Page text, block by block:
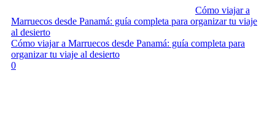
Cómo viajar a
Marruecos desde Panamá: guía completa para organizar tu viaje
al desierto
Cómo viajar a Marruecos desde Panamá: guía completa para
organizar tu viaje al desierto
0